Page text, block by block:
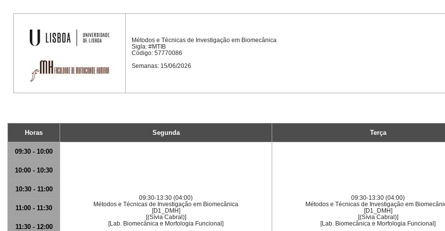
Métodos e Técnicas de Investigação em Biomecânica
Sigla: #MTIB
Código: 57770086
Semanas: 15/06/2026
Horas Segunda Terça
09:30 - 10:00
09:30-13:30 (04:00)
Métodos e Técnicas de Investigação em Biomecânica
[D1_DMH]
[(Sívia Cabral)]
[Lab. Biomecânica e Morfologia Funcional]
09:30-13:30 (04:00)
Métodos e Técnicas de Investigação em
[D1_DMH]
[(Sívia Cabral)]
[Lab. Biomecânica e Morfologia Funcional]
10:00 - 10:30
10:30 - 11:00
11:00 - 11:30
11:30 - 12:00